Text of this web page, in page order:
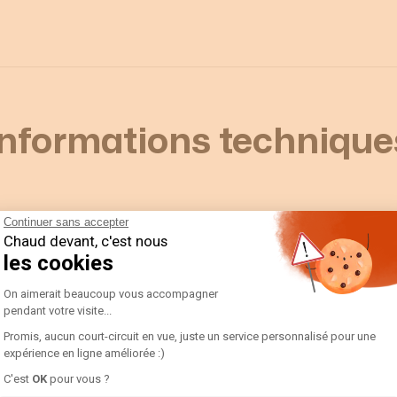
Continuer sans accepter
Chaud devant, c'est nous
les cookies
Plateforme de Gestion du
On aimerait beaucoup vous accompagner
pendant votre visite...
Promis, aucun court-circuit en vue, juste un service personnalisé pour une
expérience en ligne améliorée :)
C'est OK pour vous ?